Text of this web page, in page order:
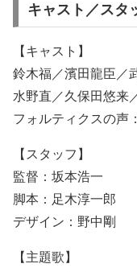
キャスト／スタ
【キャスト】
鈴木福／濱田龍臣／
水野直／久保田悠来
フォルティクスの声
【スタッフ】
監督：坂本浩一
脚本：足木淳一郎
デザイン：野中剛
【主題歌】